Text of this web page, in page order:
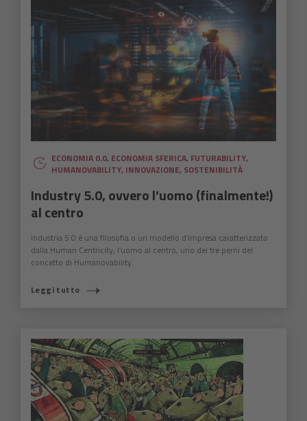
ECONOMIA 0.0, ECONOMIA SFERICA, FUTURABILITY,
HUMANOVABILITY, INNOVAZIONE, SOSTENIBILITÀ
Industry 5.0, ovvero l’uomo (finalmente!)
al centro
Industria 5.0 è una filosofia o un modello d’impresa caratterizzato
dalla Human Centricity, l’uomo al centro, uno dei tre perni del
concetto di Humanovability.
Leggi tutto